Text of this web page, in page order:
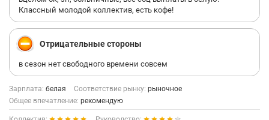
Классный молодой коллектив, есть кофе!
Отрицательные стороны
в сезон нет свободного времени совсем
Зарплата: белая Соответствие рынку: рыночное
Общее впечатление: рекомендую